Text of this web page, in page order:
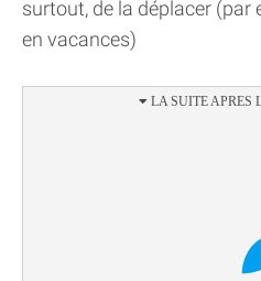
surtout, de la déplacer (par
en vacances)